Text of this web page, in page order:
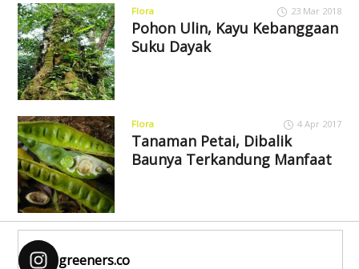
Flora 23 Mar 2018
Pohon Ulin, Kayu Kebanggaan
Suku Dayak
Flora 4 Apr 2017
Tanaman Petai, Dibalik
Baunya Terkandung Manfaat
greeners.co